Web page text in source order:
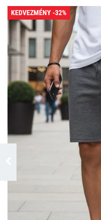
KEDVEZMÉNY -32%